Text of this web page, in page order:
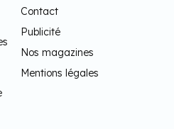
Contact
Publicité
Nos magazines
Mentions légales